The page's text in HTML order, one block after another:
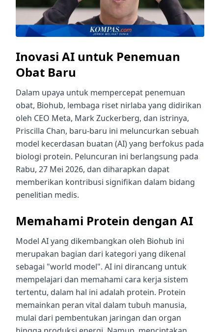
Inovasi AI untuk Penemuan
Obat Baru
Dalam upaya untuk mempercepat penemuan
obat, Biohub, lembaga riset nirlaba yang didirikan
oleh CEO Meta, Mark Zuckerberg, dan istrinya,
Priscilla Chan, baru-baru ini meluncurkan sebuah
model kecerdasan buatan (AI) yang berfokus pada
biologi protein. Peluncuran ini berlangsung pada
Rabu, 27 Mei 2026, dan diharapkan dapat
memberikan kontribusi signifikan dalam bidang
penelitian medis.
Memahami Protein dengan AI
Model AI yang dikembangkan oleh Biohub ini
merupakan bagian dari kategori yang dikenal
sebagai "world model". AI ini dirancang untuk
mempelajari dan memahami cara kerja sistem
tertentu, dalam hal ini adalah protein. Protein
memainkan peran vital dalam tubuh manusia,
mulai dari pembentukan jaringan dan organ